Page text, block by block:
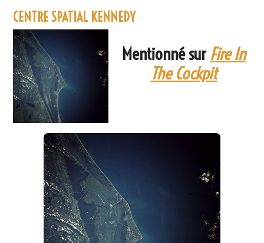
CENTRE SPATIAL KENNEDY
Mentionné sur Fire In
The Cockpit